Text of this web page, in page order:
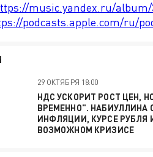
music.yandex.ru/album/
podcasts.apple.com/ru/
29 ОКТЯБРЯ 18:00
НДС УСКОРИТ РОСТ ЦЕН,
ВРЕМЕННО". НАБИУЛЛИНА
ИНФЛЯЦИИ, КУРСЕ РУБЛЯ
ВОЗМОЖНОМ КРИЗИСЕ